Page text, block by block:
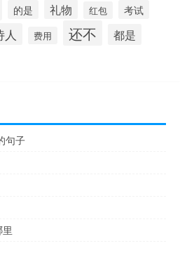
的是 礼物 红包 考试
人 费用 还不 都是
句子